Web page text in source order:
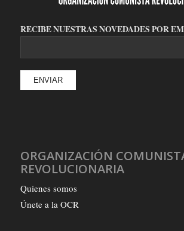
RECIBE NUESTRAS NOVEDADES POR
ORGANIZACIÓN
REVOLUCIONARIA
Quienes somos
Únete a la OCR